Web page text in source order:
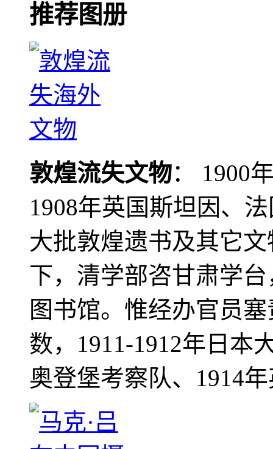
推荐图册
敦煌流失文物： 1900
1908年英国斯坦因、
大批敦煌遗书及其它
下，清学部咨甘肃学
图书馆。惟经办官员
数，1911-1912年日本
奥登堡考察队、1914